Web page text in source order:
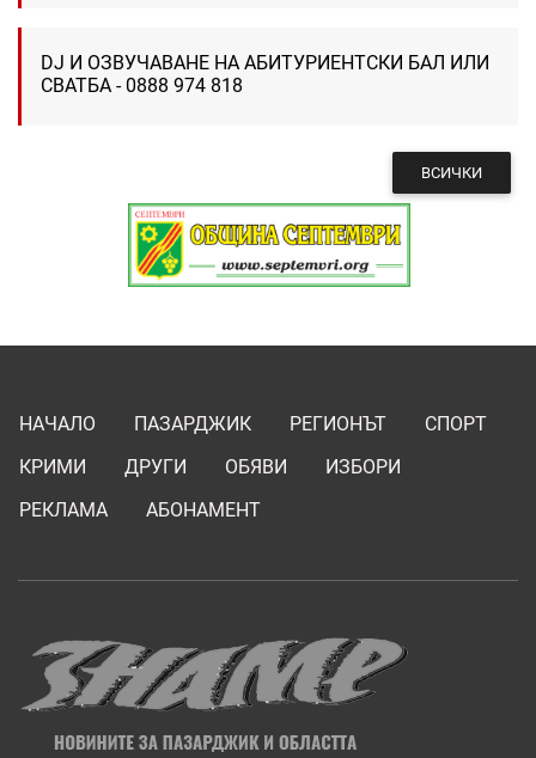
DJ И ОЗВУЧАВАНЕ НА АБИТУРИЕНТСКИ БАЛ ИЛИ
СВАТБА - 0888 974 818
ВСИЧКИ
НАЧАЛО ПАЗАРДЖИК РЕГИОНЪТ
СПОРТ
КРИМИ
ДРУГИ ОБЯВИ
ИЗБОРИ
РЕКЛАМА
АБОНАМЕНТ